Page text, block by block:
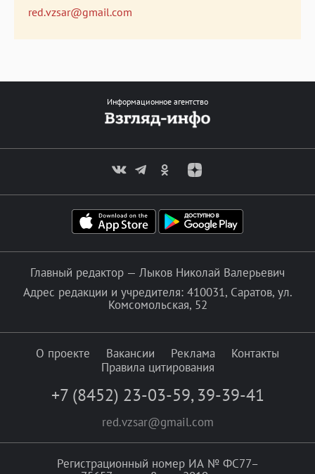
red.vzsar@gmail.com
Информационное агентство
Главный редактор — Лыков Николай Валерьевич
Адрес редакции и учредителя: 410031, Саратов, ул.
Комсомольская, 52
О проекте Вакансии Реклама
Контакты
Правила цитирования
+7 (8452) 23-03-59, 39-39-41
red.vzsar@gmail.com
Регистрационный номер ИА № ФС77–